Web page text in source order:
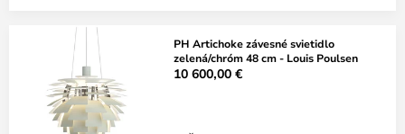
PH Artichoke závesné svietidlo
zelená/chróm 48 cm - Louis Poulsen
10 600,00 €